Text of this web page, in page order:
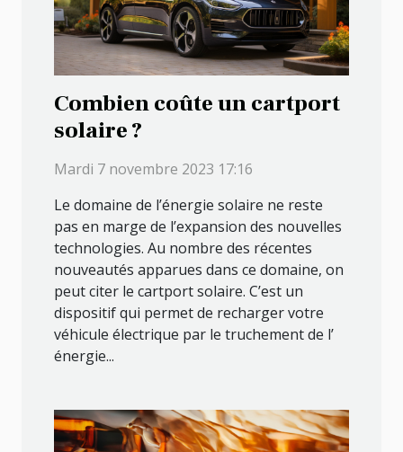
Combien coûte un cartport
solaire ?
Mardi 7 novembre 2023 17:16
Le domaine de l’énergie solaire ne reste
pas en marge de l’expansion des nouvelles
technologies. Au nombre des récentes
nouveautés apparues dans ce domaine, on
peut citer le cartport solaire. C’est un
dispositif qui permet de recharger votre
véhicule électrique par le truchement de l’
énergie...